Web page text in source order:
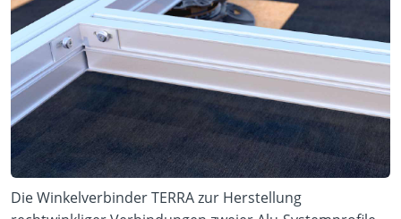
Die Winkelverbinder TERRA zur Herstellung